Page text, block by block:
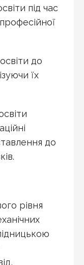
під час
до
їх
до
рівня